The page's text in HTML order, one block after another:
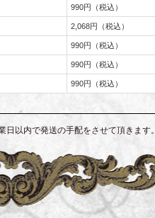
990円（税込）
2,068円（税込）
990円（税込）
990円（税込）
990円（税込）
以内で発送の手配をさせて頂きます。